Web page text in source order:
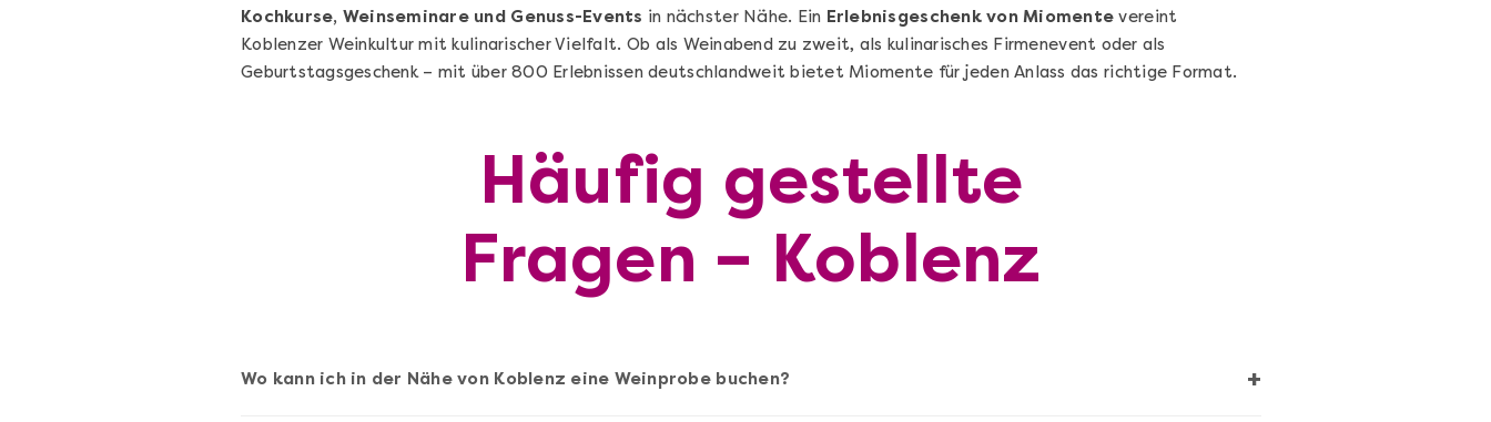
69,00 € Entdecken
Sushi Starter Set: DIY-Box mit Videokurs
Ganz Deutschland & Österreich
99,00 € Entdecken
Cocktail Starter Set: DIY-Box mit
Videokurs
Entdecken
Kochkurse, Weinseminare und Genuss-Events in nächster Nähe. Ein Erlebnisgeschenk von Miomente vereint
Koblenzer Weinkultur mit kulinarischer Vielfalt. Ob als Weinabend zu zweit, als kulinarisches Firmenevent oder als
Geburtstagsgeschenk – mit über 800 Erlebnissen deutschlandweit bietet Miomente für jeden Anlass das richtige Format.
Häufig gestellte
Fragen – Koblenz
Wo kann ich in der Nähe von Koblenz eine Weinprobe buchen? +